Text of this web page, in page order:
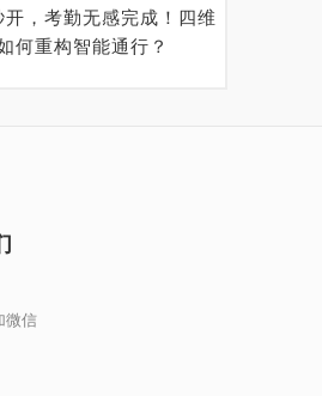
开，考勤无感完成！四维
何重构智能通行？
微信